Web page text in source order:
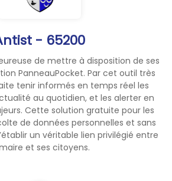
- 65200
de mettre à disposition de ses
PanneauPocket. Par cet outil très
tenir informés en temps réel les
au quotidien, et les alerter en
Cette solution gratuite pour les
de données personnelles et sans
un véritable lien privilégié entre
et ses citoyens.